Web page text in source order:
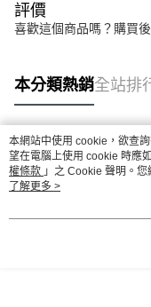
評價
喜歡這個商品嗎？購買
本分類熱銷全站排
熱門標籤
本網站中使用 cookie，欲查
望在電腦上使用 cookie 時應
權條款 」之 Cookie 聲明。
用條款之 Cookie 聲明使用
了解更多 >